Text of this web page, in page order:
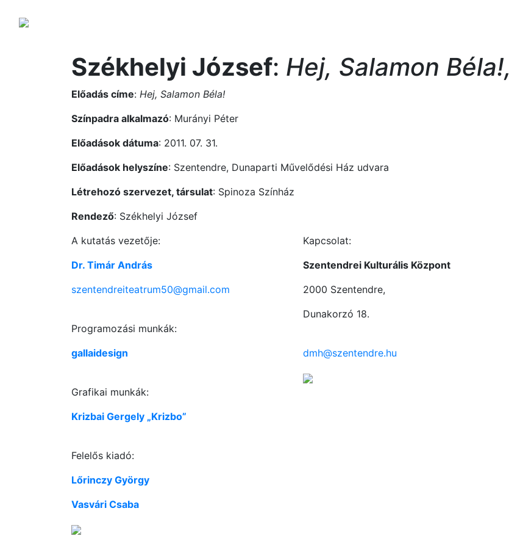
Székhelyi József: Hej, Salamon Béla!,
Előadás címe: Hej, Salamon Béla!
Színpadra alkalmazó: Murányi Péter
Előadások dátuma: 2011. 07. 31.
Előadások helyszíne: Szentendre, Dunaparti Művelődési Ház udvara
Létrehozó szervezet, társulat: Spinoza Színház
Rendező: Székhelyi József
A kutatás vezetője:
Dr. Timár András
szentendreiteatrum50@gmail.com
Programozási munkák:
gallaidesign
Grafikai munkák:
Krizbai Gergely „Krizbo”
Felelős kiadó:
Lőrinczy György
Vasvári Csaba
Kapcsolat:
Szentendrei Kulturális Központ
2000 Szentendre,
Dunakorzó 18.
dmh@szentendre.hu